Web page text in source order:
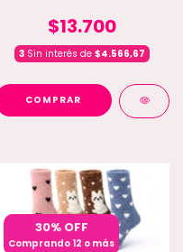
$13.700
3 Sin interés de $4.566,67
COMPRAR
30% OFF
Comprando 12 o más